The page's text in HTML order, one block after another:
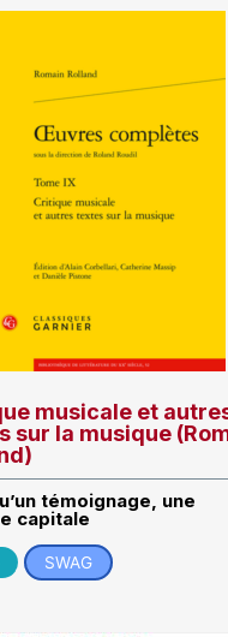
musicale et
sur la musique
témoignage, une
capitale
SWAG